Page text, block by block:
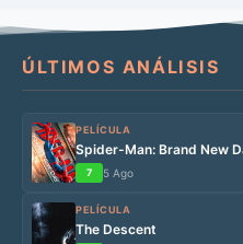
ÚLTIMOS ANÁLISIS
PELÍCULA
Spider-Man: Brand New
7 5 Ago
PELÍCULA
The Descent